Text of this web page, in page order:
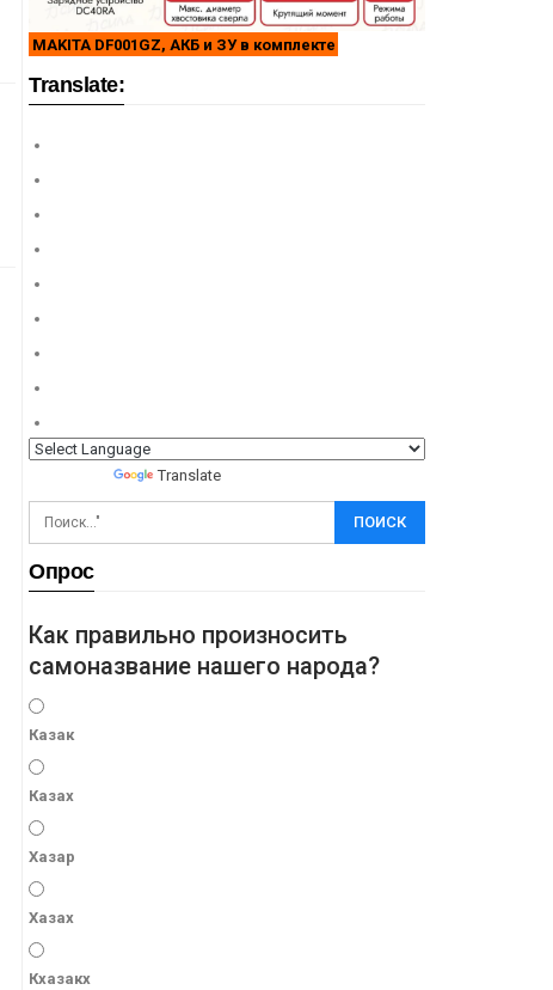
MAKITA DF001GZ, АКБ и ЗУ в комплекте
Translate:
Translate
Опрос
Как правильно произносить
самоназвание нашего народа?
Казак
Казах
Хазар
Хазах
Кхазакх